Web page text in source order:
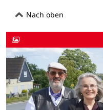
Nach oben